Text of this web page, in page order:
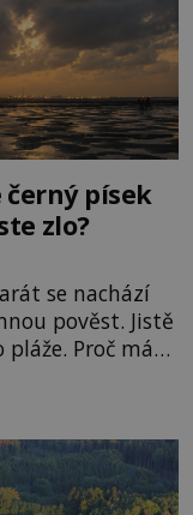
černý písek
zlo?
se nachází
pověst. Jistě
Proč má
ve městě